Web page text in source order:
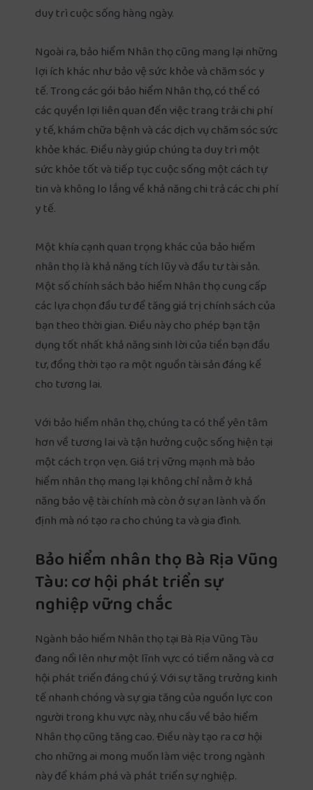
duy trì cuộc sống hàng ngày.
Ngoài ra, bảo hiểm Nhân thọ cũng mang lại những
lợi ích khác như bảo vệ sức khỏe và chăm sóc y
tế. Trong các gói bảo hiểm Nhân thọ, có thể có
các quyền lợi liên quan đến việc trang trải chi phí
y tế, khám chữa bệnh và các dịch vụ chăm sóc sức
khỏe khác. Điều này giúp chúng ta duy trì một
sức khỏe tốt và tiếp tục cuộc sống một cách tự
tin và không lo lắng về khả năng chi trả các chi phí
y tế.
Một khía cạnh quan trọng khác của bảo hiểm
nhân thọ là khả năng tích lũy và đầu tư tài sản.
Một số chính sách bảo hiểm Nhân thọ cung cấp
các lựa chọn đầu tư để tăng giá trị chính sách của
bạn theo thời gian. Điều này cho phép bạn tận
dụng tốt nhất khả năng sinh lời của tiền bạn đầu
tư, đồng thời tạo ra một nguồn tài sản đáng kể
cho tương lai.
Với bảo hiểm nhân thọ, chúng ta có thể yên tâm
hơn về tương lai và tận hưởng cuộc sống hiện tại
một cách trọn vẹn. Giá trị vững mạnh mà bảo
hiểm nhân thọ mang lại không chỉ nằm ở khả
năng bảo vệ tài chính mà còn ở sự an lành và ổn
định mà nó tạo ra cho chúng ta và gia đình.
Bảo hiểm nhân thọ Bà Rịa Vũng
Tàu: cơ hội phát triển sự
nghiệp vững chắc
Ngành bảo hiểm Nhân thọ tại Bà Rịa Vũng Tàu
đang nổi lên như một lĩnh vực có tiềm năng và cơ
hội phát triển đáng chú ý. Với sự tăng trưởng kinh
tế nhanh chóng và sự gia tăng của nguồn lực con
người trong khu vực này, nhu cầu về bảo hiểm
Nhân thọ cũng tăng cao. Điều này tạo ra cơ hội
cho những ai mong muốn làm việc trong ngành
này để khám phá và phát triển sự nghiệp.